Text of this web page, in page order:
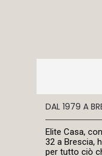
liste
negozio
on line (3)
DAL 1979 A
Elite Casa,
32 a Brescia,
per tutto ciò